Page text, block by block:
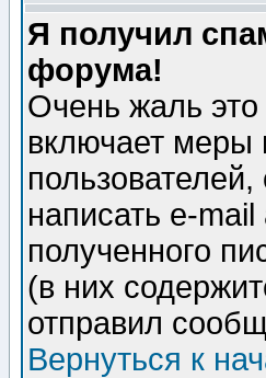
Я получил
форума!
Очень жаль
включает меры
написать e-
полученного
(в них
отправил
Вернуться к